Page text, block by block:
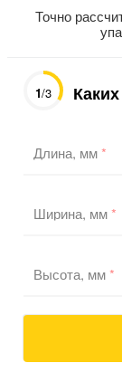
Точно
1/3
Длина, мм*
Ширина, мм*
Высота, мм*